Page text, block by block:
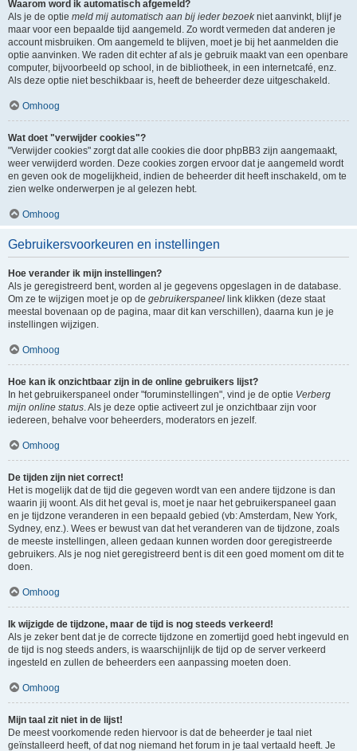
Waarom word ik automatisch afgemeld?
Als je de optie meld mij automatisch aan bij ieder bezoekniet aanvinkt, blijf je
maar voor een bepaalde tijd aangemeld. Zo wordt vermeden dat anderen je
account misbruiken. Om aangemeld te blijven, moet je bij het aanmelden die
optie aanvinken. We raden dit echter af als je gebruik maakt van een openbare
computer, bijvoorbeeld op school, in de bibliotheek, in een internetcafé, enz.
Als deze optie niet beschikbaar is, heeft de beheerder deze uitgeschakeld.
Omhoog
Wat doet "verwijder cookies"?
"Verwijder cookies" zorgt dat alle cookies die door phpBB3 zijn aangemaakt,
weer verwijderd worden. Deze cookies zorgen ervoor dat je aangemeld wordt
en geven ook de mogelijkheid, indien de beheerder dit heeft inschakeld, om te
zien welke onderwerpen je al gelezen hebt.
Omhoog
Gebruikersvoorkeuren en instellingen
Hoe verander ik mijn instellingen?
Als je geregistreerd bent, worden al je gegevens opgeslagen in de database.
Om ze te wijzigen moet je op de gebruikerspaneel link klikken (deze staat
meestal bovenaan op de pagina, maar dit kan verschillen), daarna kun je je
instellingen wijzigen.
Omhoog
Hoe kan ik onzichtbaar zijn in de online gebruikers lijst?
In het gebruikerspaneel onder "foruminstellingen", vind je de optie Verberg
mijn online status. Als je deze optie activeert zul je onzichtbaar zijn voor
iedereen, behalve voor beheerders, moderators en jezelf.
Omhoog
De tijden zijn niet correct!
Het is mogelijk dat de tijd die gegeven wordt van een andere tijdzone is dan
waarin jij woont. Als dit het geval is, moet je naar het gebruikerspaneel gaan
en je tijdzone veranderen in een bepaald gebied (vb: Amsterdam, New York,
Sydney, enz.). Wees er bewust van dat het veranderen van de tijdzone, zoals
de meeste instellingen, alleen gedaan kunnen worden door geregistreerde
gebruikers. Als je nog niet geregistreerd bent is dit een goed moment om dit te
doen.
Omhoog
Ik wijzigde de tijdzone, maar de tijd is nog steeds verkeerd!
Als je zeker bent dat je de correcte tijdzone en zomertijd goed hebt ingevuld en
de tijd is nog steeds anders, is waarschijnlijk de tijd op de server verkeerd
ingesteld en zullen de beheerders een aanpassing moeten doen.
Omhoog
Mijn taal zit niet in de lijst!
De meest voorkomende reden hiervoor is dat de beheerder je taal niet
geïnstalleerd heeft, of dat nog niemand het forum in je taal vertaald heeft. Je